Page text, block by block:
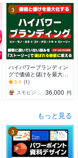
3
ハイパワーブランディン
グで価値と儲けを最大化
します 顧客に届いていな
で選ばれる価値に変える
5.0 (1)
36,000 円
もっと見る
3